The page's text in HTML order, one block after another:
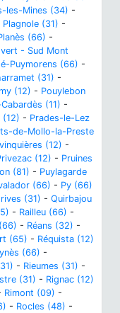
les-Mines (34) -
Plagnole (31) -
(66) -
- Sud Mont
Puymorens (66) -
(31) -
(12) - Pouylebon
(11) -
(12) - Prades-le-Lez
de-Mollo-la-Preste
(12) -
(12) - Pruines
(81) - Puylagarde
(66) - Py (66)
(31) - Quirbajou
- Railleu (66) -
- Réans (32) -
(65) - Réquista (12)
(66) -
- Rieumes (31) -
(31) - Rignac (12)
Rimont (09) -
- Rocles (48) -